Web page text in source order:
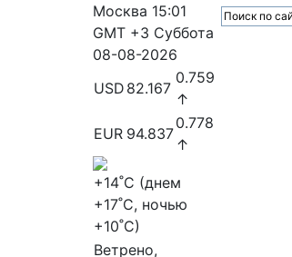
Москва 15:01
GMT +3 Суббота
08-08-2026
USD 82.167
0.759
↑
EUR 94.837
0.778
↑
+14˚C (днем
+17˚C, ночью
+10˚C)
Ветрено,